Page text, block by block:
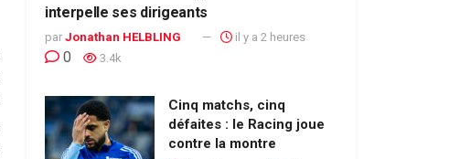
interpelle ses dirigeants
par Jonathan HELBLING il y a 2 heures
0 3.4k
Cinq matchs, cinq
défaites : le Racing joue
contre la montre